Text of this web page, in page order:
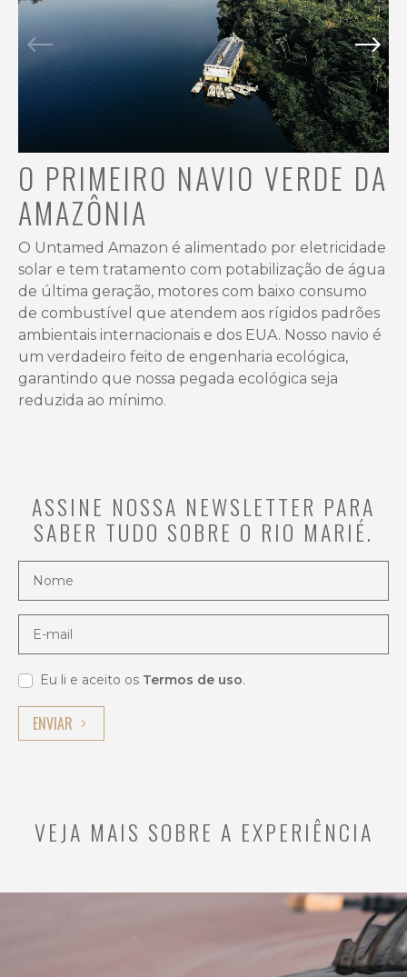
O PRIMEIRO NAVIO VERDE DA
AMAZÔNIA
O Untamed Amazon é alimentado por eletricidade
solar e tem tratamento com potabilização de água
de última geração, motores com baixo consumo
de combustível que atendem aos rígidos padrões
ambientais internacionais e dos EUA. Nosso navio é
um verdadeiro feito de engenharia ecológica,
garantindo que nossa pegada ecológica seja
reduzida ao mínimo.
ASSINE NOSSA NEWSLETTER PARA
SABER TUDO SOBRE O RIO MARIÉ.
Eu li e aceito os Termos de uso.
ENVIAR
VEJA MAIS SOBRE A EXPERIÊNCIA